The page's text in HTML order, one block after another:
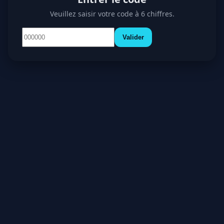
Veuillez saisir votre code à 6 chiffres.
Valider